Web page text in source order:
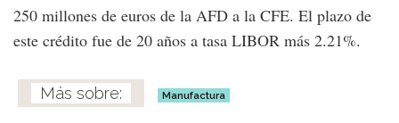
250 millones de euros de la AFD a la CFE. El plazo de
este crédito fue de 20 años a tasa LIBOR más 2.21%.
Manufactura